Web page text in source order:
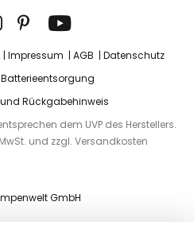
Impressum AGB
Datenschutz
Batterieentsorgung
Rückgabehinweis
dem UVP des Herstellers.
und zzgl. Versandkosten
GmbH